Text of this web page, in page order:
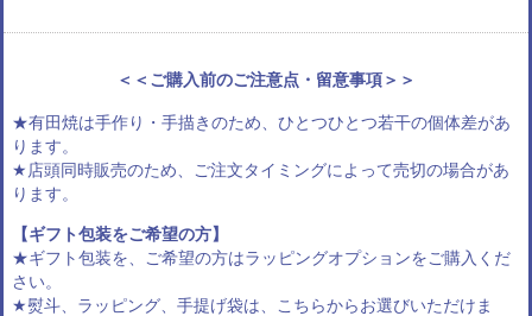
＜＜ご購入前のご注意点・留意事項＞＞
★有田焼は手作り・手描きのため、ひとつひとつ若干の個体差があ
ります。
★店頭同時販売のため、ご注文タイミングによって売切の場合があ
ります。
【ギフト包装をご希望の方】
★ギフト包装を、ご希望の方はラッピングオプションをご購入くだ
さい。
★熨斗、ラッピング、手提げ袋は、
こちらからお選びいただけま